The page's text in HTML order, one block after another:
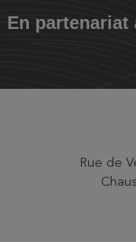
En partenariat
Rue de